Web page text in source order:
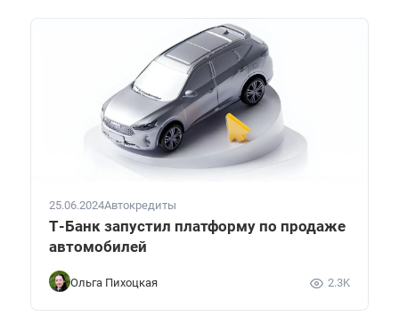
25.06.2024Автокредиты
Т-Банк запустил платформу по продаже
автомобилей
Ольга Пихоцкая 2.3K